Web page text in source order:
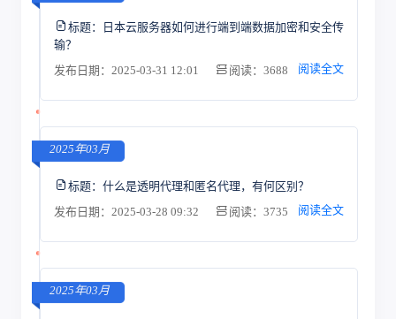
标题：
日本云服务器如何进行端到端数据加密和安全传
输？
发布日期：2025-03-31 12:01
阅读：3688 阅读全文
2025年03月
标题： 什么是透明代理和匿名代理，有何区别？
发布日期：2025-03-28 09:32
阅读：3735 阅读全文
2025年03月